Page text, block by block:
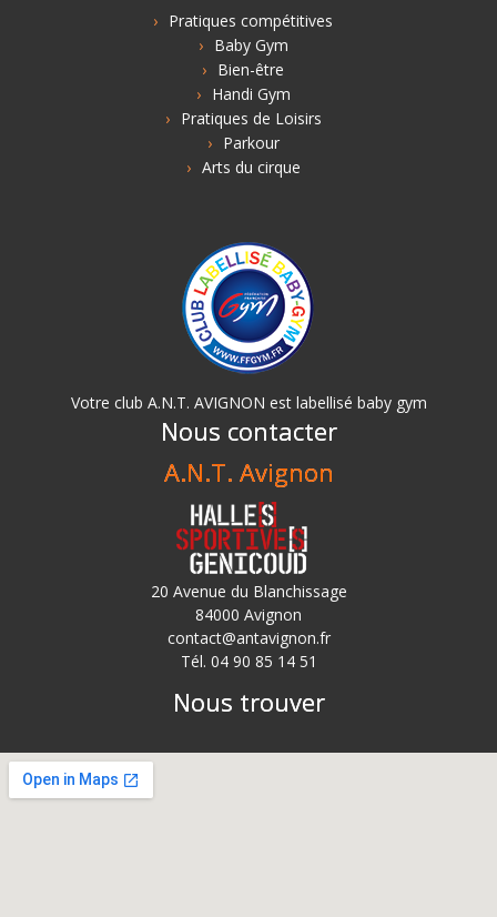
Pratiques compétitives
Baby Gym
Bien-être
Handi Gym
Pratiques de Loisirs
Parkour
Arts du cirque
Votre club A.N.T. AVIGNON est labellisé baby gym
Nous contacter
A.N.T. Avignon
20 Avenue du Blanchissage
84000 Avignon
contact@antavignon.fr
Tél. 04 90 85 14 51
Nous trouver